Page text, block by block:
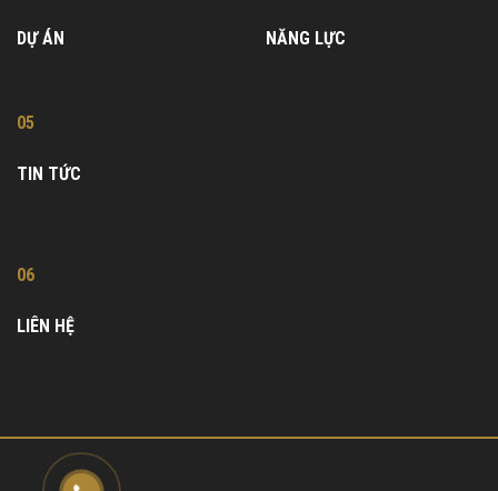
DỰ ÁN NĂNG LỰC
05
TIN TỨC
06
LIÊN HỆ